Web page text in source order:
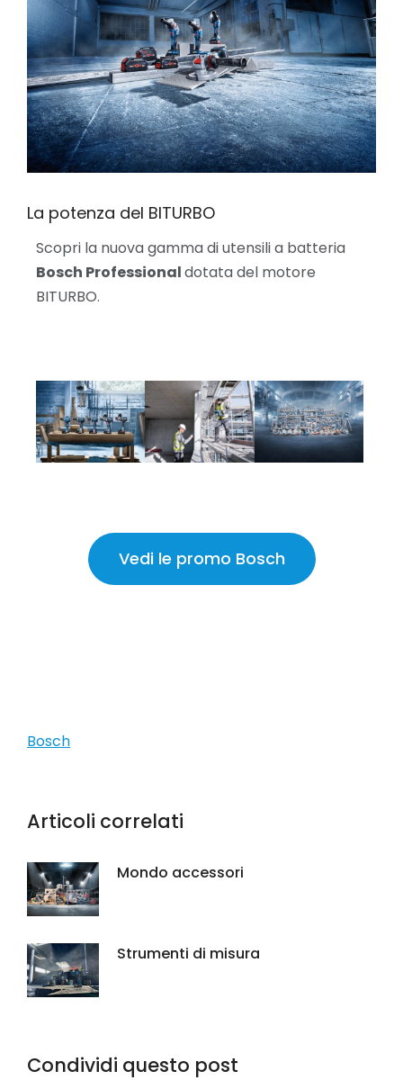
La potenza del BITURBO
Scopri la nuova gamma di utensili a batteria
Bosch Professionaldotata del motore
BITURBO.
Vedi le promo Bosch
Bosch
Articoli correlati
Mondo accessori
Strumenti di misura
Condividi questo post